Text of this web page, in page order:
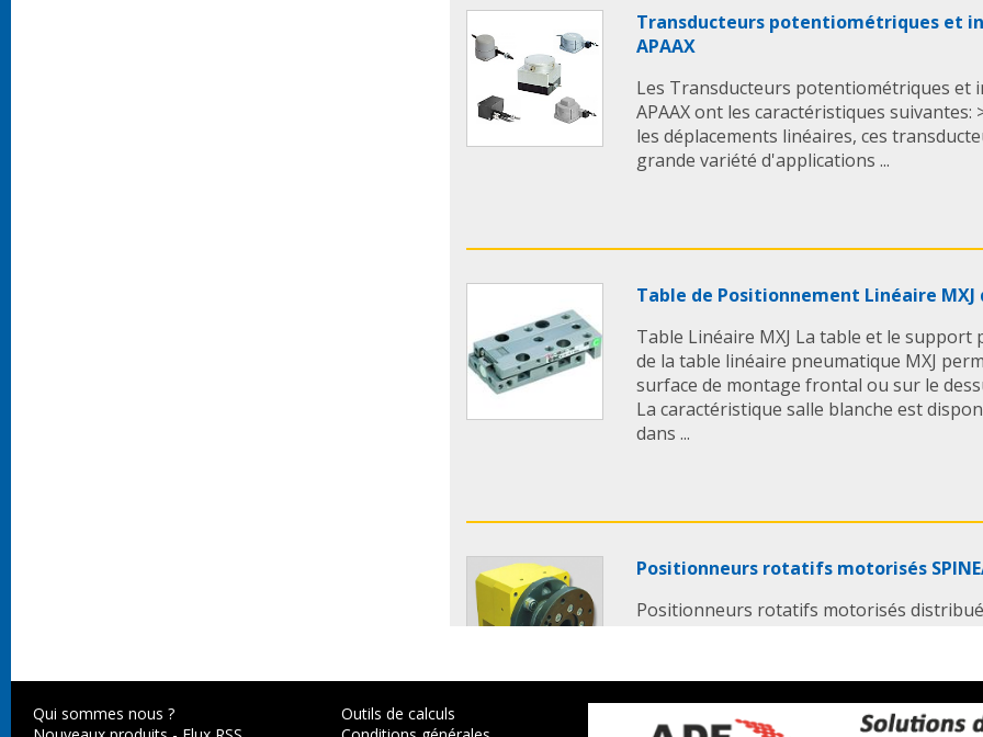
Transducteurs potentiométriques et
APAAX
Les Transducteurs potentiométriques et
APAAX ont les caractéristiques
les déplacements linéaires, ces
grande variété d'applications ...
Table de Positionnement Linéaire MXJ
Table Linéaire MXJ La table et le
de la table linéaire pneumatique MXJ
surface de montage frontal ou sur le
La caractéristique salle blanche est
dans ...
Positionneurs rotatifs motorisés
Positionneurs rotatifs motorisés
de grandes parties spatiales, pour la
soudage, l'air comprimé, ...
Qui sommes nous ?
Outils de calculs